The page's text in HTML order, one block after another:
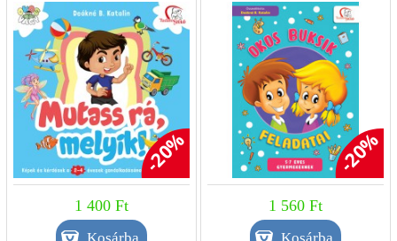
-20%
1 400 Ft
-20%
1 560 Ft